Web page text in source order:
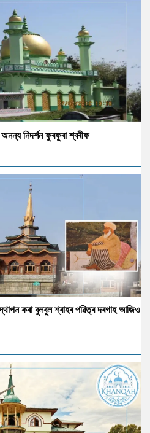
অনন্য নিদৰ্শন ফুৰফুৰা শ্বৰীফ
স্থাপন কৰা বুলবুল শ্বাহৰ পৱিত্ৰ দৰগাহ আজিও